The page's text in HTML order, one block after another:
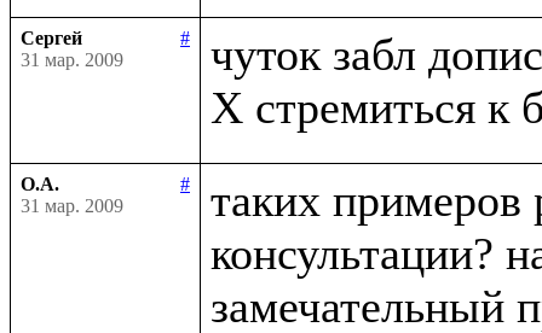
Сергей
#
31 мар. 2009
чуток забл
О.А.
#
31 мар. 2009
таких
консультации?
замечательный